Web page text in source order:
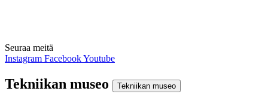
Seuraa meitä
Instagram FacebookYoutube
Tekniikan museo Tekniikan museo